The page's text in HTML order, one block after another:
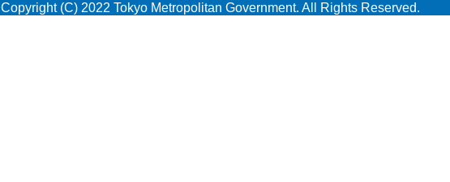
Copyright (C) 2022 Tokyo Metropolitan Government. All Rights Reserved.